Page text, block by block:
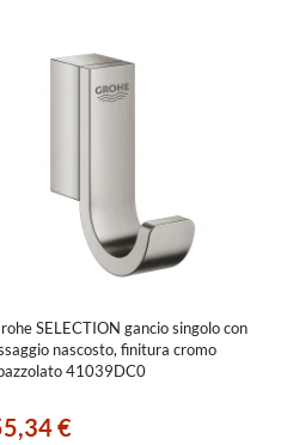
SELECTION gancio singolo con
nascosto, finitura cromo
41039DC0
€